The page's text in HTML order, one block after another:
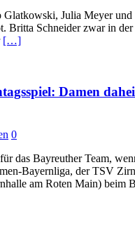
Glatkowski, Julia Meyer
Britta Schneider zwar in
[…]
Damen
0
das Bayreuther Team,
Bayernliga, der TSV
am Roten Main) beim